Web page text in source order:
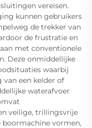
vereisen.
kunnen gebruikers
de trekker van
de frustratie en
met conventionele
Deze onmiddellijke
waarbij
een kelder of
waterafvoer
veilige, trillingsvrije
vormen,